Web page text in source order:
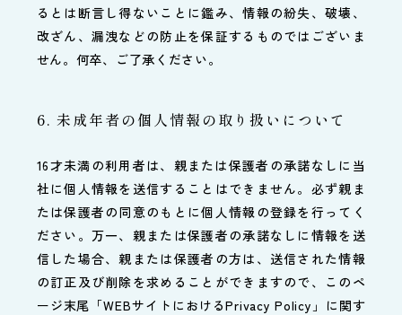
るとは断言し得ないことに鑑み、情報の紛失、破壊、
改ざん、漏洩などの防止を保証するものではございま
せん。何卒、ご了承ください。
6. 未成年者の個人情報の取り扱いについて
16才未満の利用者は、親または保護者の承諾なしに当
社に個人情報を送信することはできません。必ず親ま
たは保護者の同意のもとに個人情報の登録を行ってく
ださい。万一、親または保護者の承諾なしに情報を送
信した場合、親または保護者の方は、送信された情報
の訂正及び削除を求めることができますので、このペ
ージ末尾「WEBサイトにおけるPrivacy Policy」に関す